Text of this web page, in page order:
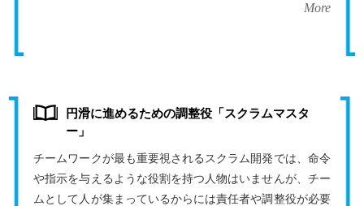
More
円滑に進めるための調整役「スクラムマスタ
ー」
チームワークが最も重要視されるスクラム開発では、命令
や指示を与えるような役割を持つ人物はいませんが、チー
ムとして人が集まっているからには責任者や調整役が必要